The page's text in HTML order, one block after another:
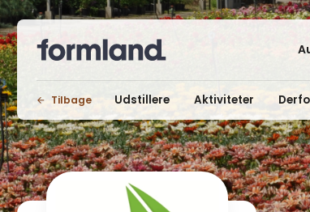
Tilbage Udstillere Aktiviteter